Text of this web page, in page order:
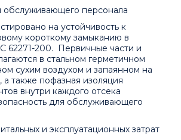
обслуживающего персонала
на устойчивость к
короткому замыканию в
62271-200. Первичные части и
в стальном герметичном
сухим воздухом и запаянном на
а также пофазная изоляция
внутри каждого отсека
для обслуживающего
и эксплуатационных затрат